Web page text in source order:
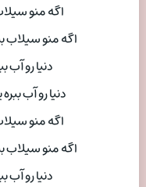
اگه منو
اگه منو سیلاب
دنیا رو آب
دنیا رو آب
اگه منو
اگه منو سیلاب
دنیا رو آب